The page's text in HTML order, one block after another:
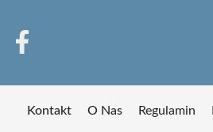
Kontakt O Nas Regulamin